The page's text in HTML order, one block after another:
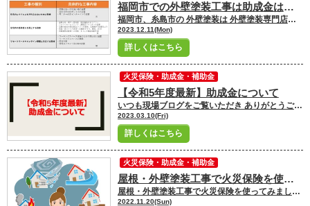
福岡市での外壁塗装工事は助成金は出るの？
福岡市、糸島市の 外壁塗装は 外壁塗装専門店ユーペイントへ お任せください！！★☆ ＼ブログ毎日更新中／ 福岡市、糸島市にお住いの皆さんこんにちは。 福岡市・糸島市地域密着の塗装専門店ユーペイントです。 ユーペイントスタッフの岩佐です(^^)/ 皆さんのお住いは後々リフォームが必要ですが いざ外壁塗装やメンテナンスの工事を行う際 高額な費用が掛かってしまいますよね。 外壁塗装工事の場合だと 築年数が約10年頃で考えなくてはいけません。 さらにお住いに関しては、外装だけでなく内装に関してもメンテナンスが必要です。 トータルで考えるとやはり費用はできる限り抑えたいですよね。 外壁塗装をする際に使える助成金があると かなり楽で嬉しい制度だと思います！ ただし助成金に関しては塗装工事の種類や 塗料に限定されている場合もあります。 ではどういった場合に外壁塗装で助成金が出るのか？ 気になりますよね。 結論から申し上げますと 遮熱塗料など環境に配慮した塗料を使って 外壁塗装・屋根塗装工事をした場合などです。 金額は一般的に工事費用の1割～3割程度といわれています。 外壁塗装をご検討された際には 国や地方自治体が実施している助成金や 補助金について調べてみることをお勧めします。 今回は現在福岡市で外壁塗装工事をご検討中の方に向けて、助成金についてお話いたします。 福岡市・糸島市の外壁塗装・屋根塗装のことなら塗装専門店のユーペイントへご連絡お待ちしております。 [myphp file='comContactTel'] 福岡市で適用される助成金はあるの？ お問い合わせの際に多く質問があるのは 外壁塗装で補助金はあるんですか？ という質問。 結論から申し上げますと 現在(2023年12月時点)の福岡市では、外壁塗装における補助金や助成金はありません。 しかし福岡市での助成金制度はありませんが 福岡市独自の「リノベーション推進事業補助金」という制度があります。 リノベーション推進事業補助金とは 本年度も10月から受付が開始された 福岡市独自の制度「リノベーション推進事業補助金」とは、 新築住宅を次々と建てていくのではなく現在ある住宅の流通を促進すること、また多世代居住を促進することを目的として行われている制度です。 制度には「流通型」と「持家型」の2種類があります。 福岡市にお住いの若年世帯、子育て世帯が対象となっています。 （流通型の近居や流通型・持家型共に同居リノベーションの場合は、親世帯も適用可） 福岡市・糸島市の外壁塗装・屋根塗装のことなら塗装専門店のユーペイントへご連絡お待ちしております。 [myphp file='comContactTel'] 適用にならない場合でもお得に塗装工事をしたいなら！ 火災保険の適用がされないか確認しましょう。 ご加入の火災保険の契約内容を再度確認し、 火災保険を使用した外壁塗装ができないか確認してみましょう。 外壁塗装工事のみを火災保険で適用させることは難しいですが、屋根のリフォームなど足場を設置する必要がある工事と一緒にしてしまうこともお得になります
2023.12.11(Mon)
詳しくはこちら
【令和5年度最新】助成金について
いつも現場ブログをご覧いただき ありがとうございます！ 福岡市、糸島市の 外壁塗装は 外壁塗装専門店ユーペイントへ お任せください！！★☆ ＼ブログ毎日更新中／ 福岡市・糸島市にお住いの皆さんこんにちは！ 福岡市・糸島市地域密着の塗装専門店ユーペイント ショールームスタッフの岩佐です
2023.03.10(Fri)
詳しくはこちら
火災保険・助成金・補助金
屋根・外壁塗装工事で火災保険を使ってみましょう！
屋根・外壁塗装工事で火災保険を使ってみましょう！ いつも現場ブログをご覧いただき ありがとうございます！ 福岡市、糸島市の 外壁塗装は 外壁塗装専門店ユーペイントへ お任せください！！★☆ ＼ブログ毎日更新中／ 福岡市・糸島市にお住いの皆さんこんにちは！ 福岡市・糸島市地域密着の塗装専門店ユーペイント ショールームスタッフの石瀧です
2022.11.20(Sun)
火災保険・助成金・補助金